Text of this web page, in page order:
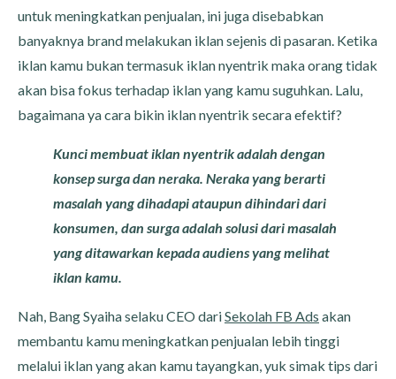
untuk meningkatkan penjualan, ini juga disebabkan
banyaknya brand melakukan iklan sejenis di pasaran. Ketika
iklan kamu bukan termasuk iklan nyentrik maka orang tidak
akan bisa fokus terhadap iklan yang kamu suguhkan. Lalu,
bagaimana ya cara bikin iklan nyentrik secara efektif?
Kunci membuat iklan nyentrik adalah dengan
konsep surga dan neraka. Neraka yang berarti
masalah yang dihadapi ataupun dihindari dari
konsumen, dan surga adalah solusi dari masalah
yang ditawarkan kepada audiens yang melihat
iklan kamu.
Nah, Bang Syaiha selaku CEO dariSekolah FB Ads akan
membantu kamu meningkatkan penjualan lebih tinggi
melalui iklan yang akan kamu tayangkan, yuk simak tips dari